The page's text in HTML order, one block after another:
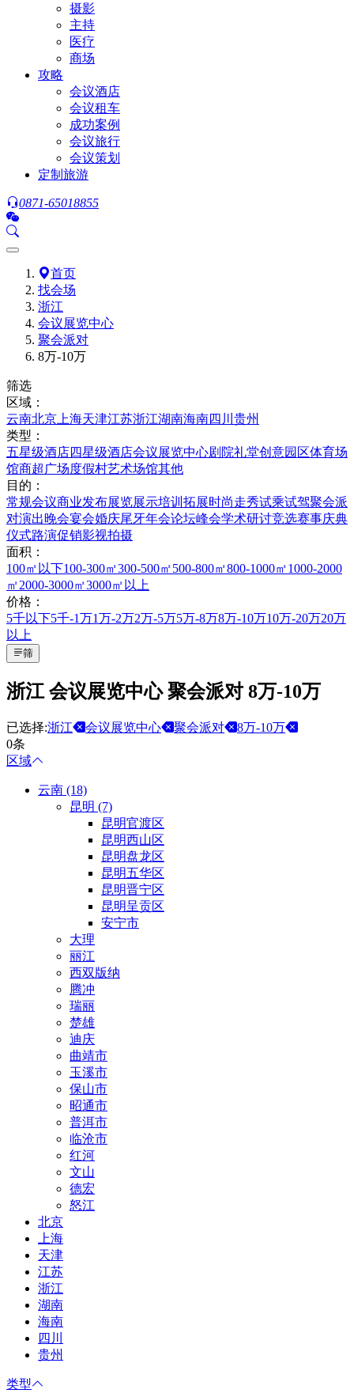
摄影
主持
医疗
商场
攻略
会议酒店
会议租车
成功案例
会议旅行
会议策划
定制旅游
0871-65018855
首页
找会场
浙江
会议展览中心
聚会派对
8万-10万
筛选
区域：
云南北京 上海天津江苏浙江湖南海南四川 贵州
类型：
五星级酒店四星级酒店会议展览中心剧院礼堂创意园区体育场
馆商超广场度假村艺术场馆其他
目的：
常规会议商业发布展览展示培训拓展时尚走秀试乘试驾聚会派
对演出晚会宴会婚庆尾牙年会论坛峰会学术研讨竞选赛事庆典
仪式路演促销影视拍摄
面积：
100㎡以下100-300㎡300-500㎡500-800㎡800-1000㎡1000-2000
㎡2000-3000㎡3000㎡以上
价格：
5千以下5千-1万1万-2万2万-5万5万-8万8万-10万10万-20万20万
以上
筛
浙江 会议展览中心 聚会派对 8万-10万
已选择:浙江 会议展览中心 聚会派对
8万-10万
0条
区域
云南 (18)
昆明 (7)
昆明官渡区
昆明西山区
昆明盘龙区
昆明五华区
昆明晋宁区
昆明呈贡区
安宁市
大理
丽江
西双版纳
腾冲
瑞丽
楚雄
迪庆
曲靖市
玉溪市
保山市
昭通市
普洱市
临沧市
红河
文山
德宏
怒江
北京
上海
天津
江苏
浙江
湖南
海南
四川
贵州
类型